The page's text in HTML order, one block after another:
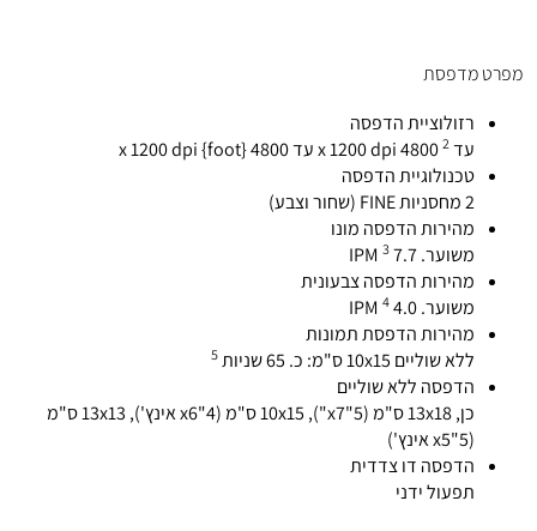
מפרט מדפסת
רזולוציית הדפסה
עד 4800 2
טכנולוגיית הדפסה
2 מחסניות FINE (שחור וצבע)
מהירות הדפסה מונו
משוער. 7.7 IPM
3
מהירות הדפסה צבעונית
משוער. 4.0 IPM
4
מהירות הדפסת תמונות
ללא שוליים 10x15 ס"מ: כ. 65 שניות
5
הדפסה ללא שוליים
כן, 13x18 ס"מ (5"x7"), 10x15 ס"מ (4"x6 אינץ'), 13x13 ס"מ
(5"x5 אינץ')
הדפסה דו צדדית
תפעול ידני